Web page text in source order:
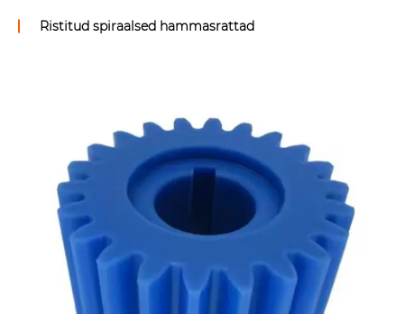
Reach virnastaja teleskoopsilinder